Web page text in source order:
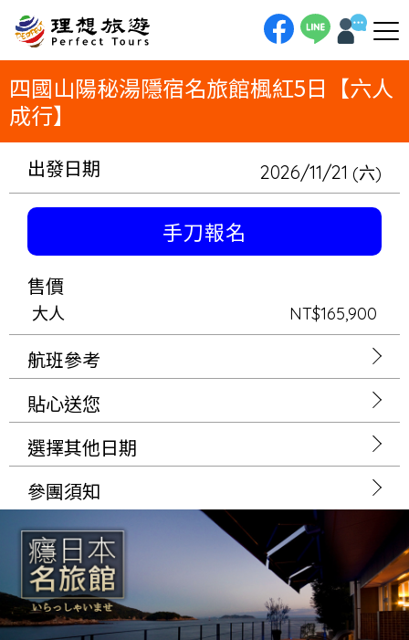
四國山陽秘湯隱宿名旅館楓紅5日【六人
成行】
出發日期 2026/11/21 (六)
手刀報名
售價
大人 NT$165,900
航班參考
貼心送您
選擇其他日期
參團須知